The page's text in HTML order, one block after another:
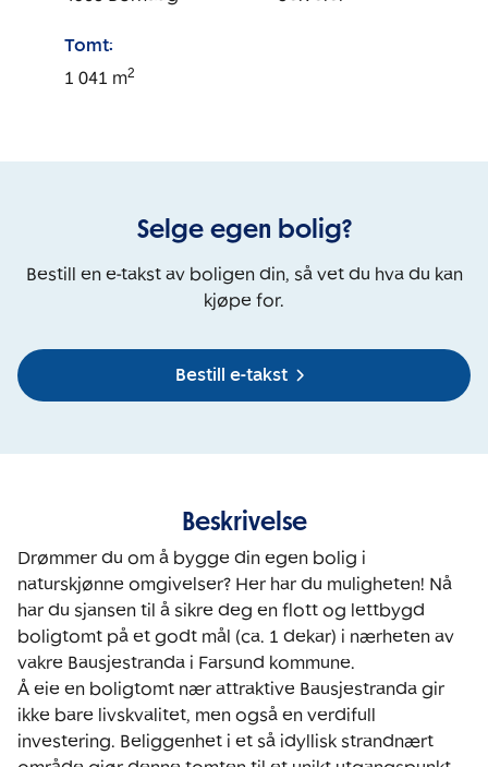
Tomt:
1 041 m2
Selge egen bolig?
Bestill en e-takst av boligen din, så vet du hva du kan
kjøpe for.
Bestill e-takst
Beskrivelse
Drømmer du om å bygge din egen bolig i
naturskjønne omgivelser? Her har du muligheten! Nå
har du sjansen til å sikre deg en flott og lettbygd
boligtomt på et godt mål (ca. 1 dekar) i nærheten av
vakre Bausjestranda i Farsund kommune.
Å eie en boligtomt nær attraktive Bausjestranda gir
ikke bare livskvalitet, men også en verdifull
investering. Beliggenhet i et så idyllisk strandnært